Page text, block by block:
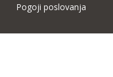
Pogoji poslovanja